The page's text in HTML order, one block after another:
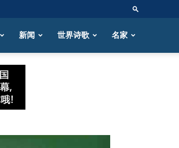
新闻 世界诗歌 名家